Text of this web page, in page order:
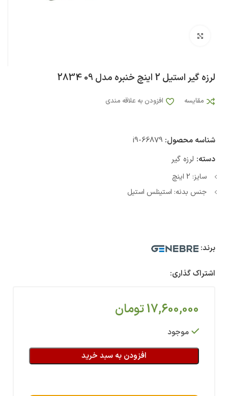
لرزه گیر استیل 2 اینچ خنبره مدل 09 2834
مقایسه افزودن به علاقه مندی
شناسه محصول: i9-66879
دسته: لرزه گیر
سایز: 2 اینچ
جنس بدنه: استینلس استیل
برند:
اشتراک گذاری:
17,600,000تومان
موجود
افزودن به سبد خرید